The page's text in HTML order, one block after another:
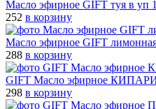
Масло эфирное GIFT туя в уп
252 в корзину
Масло эфирное GIFT
288 в корзину
GIFT Масло эфирное
298 в корзину